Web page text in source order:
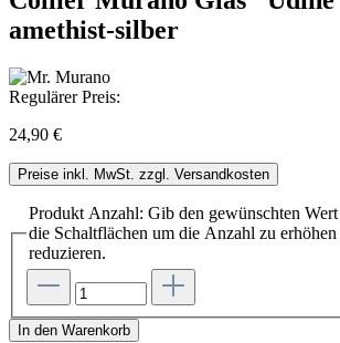
amethist-silber
Regulärer Preis:
24,90 €
Preise inkl. MwSt. zzgl. Versandkosten
Produkt Anzahl: Gib den gewünschten
die Schaltflächen um die Anzahl zu erhöhen
reduzieren.
In den Warenkorb